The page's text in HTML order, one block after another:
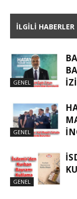
İLGILI HABERLER
GENEL
GENEL
GENEL